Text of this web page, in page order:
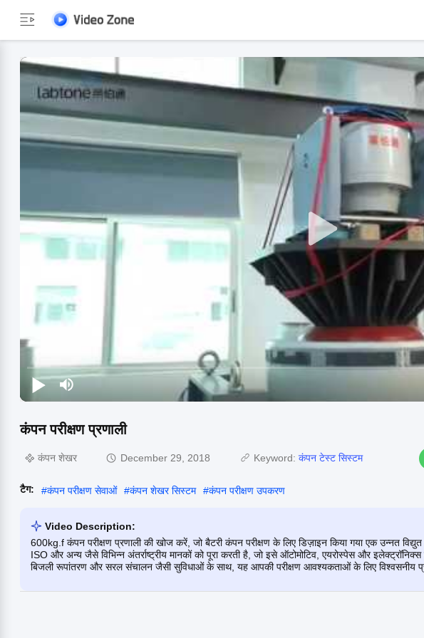
कंपन परीक्षण प्रणाली
कंपन शेखर December 29, 2018 Keyword: कंपन टेस्ट सिस्टम
टैग: #कंपन परीक्षण सेवाओं #कंपन शेखर सिस्टम #कंपन परीक्षण उपकरण
Video Description:
600kg.f कंपन परीक्षण प्रणाली की खोज करें, जो बैटरी कंपन परीक्षण के लिए डिज़ाइन किया गया एक उन्नत
ISO और अन्य जैसे विभिन्न अंतर्राष्ट्रीय मानकों को पूरा करती है, जो इसे ऑटोमोटिव, एयरोस्पेस और
बिजली रूपांतरण और सरल संचालन जैसी सुविधाओं के साथ, यह आपकी परीक्षण आवश्यकताओं के लिए विश्वसनीय